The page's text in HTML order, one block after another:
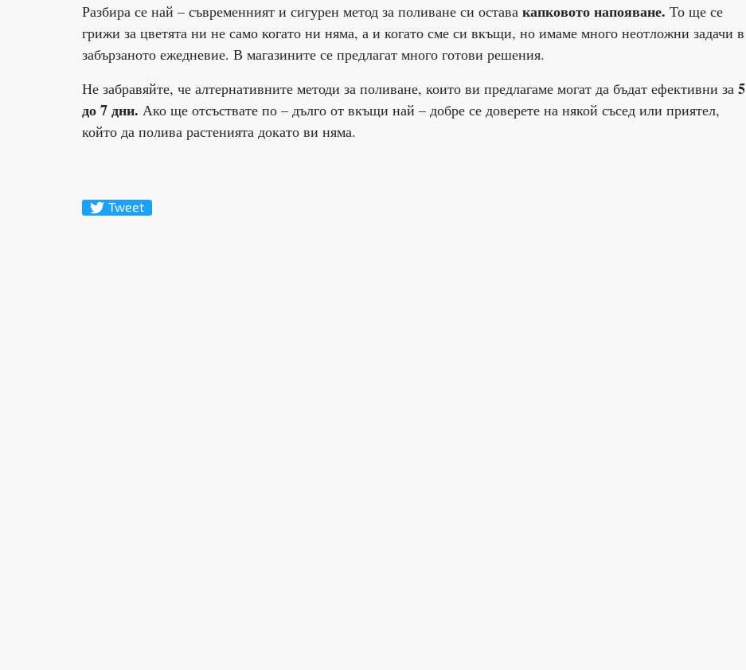
Разбира се най – съвременният и сигурен метод за поливане си остава капковото напояване. То ще се
грижи за цветята ни не само когато ни няма, а и когато сме си вкъщи, но имаме много неотложни задачи в
забързаното ежедневие. В магазините се предлагат много готови решения.
Не забравяйте, че алтернативните методи за поливане, които ви предлагаме могат да бъдат ефективни за5
до 7 дни. Ако ще отсъствате по – дълго от вкъщи най – добре се доверете на някой съсед или приятел,
който да полива растенията докато ви няма.
Tweet